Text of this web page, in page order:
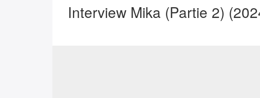
Interview Mika (Partie 2)